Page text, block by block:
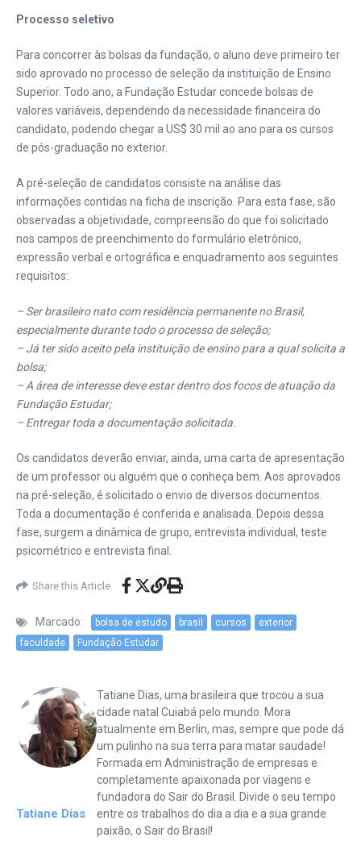
Processo seletivo
Para concorrer às bolsas da fundação, o aluno deve primeiro ter
sido aprovado no processo de seleção da instituição de Ensino
Superior. Todo ano, a Fundação Estudar concede bolsas de
valores variáveis, dependendo da necessidade financeira do
candidato, podendo chegar a US$ 30 mil ao ano para os cursos
de pós-graduação no exterior.
A pré-seleção de candidatos consiste na análise das
informações contidas na ficha de inscrição. Para esta fase, são
observadas a objetividade, compreensão do que foi solicitado
nos campos de preenchimento do formulário eletrônico,
expressão verbal e ortográfica e enquadramento aos seguintes
requisitos:
– Ser brasileiro nato com residência permanente no Brasil,
especialmente durante todo o processo de seleção;
– Já ter sido aceito pela instituição de ensino para a qual solicita a
bolsa;
– A área de interesse deve estar dentro dos focos de atuação da
Fundação Estudar;
– Entregar toda a documentação solicitada.
Os candidatos deverão enviar, ainda, uma carta de apresentação
de um professor ou alguém que o conheça bem. Aos aprovados
na pré-seleção, é solicitado o envio de diversos documentos.
Toda a documentação é conferida e analisada. Depois dessa
fase, surgem a dinâmica de grupo, entrevista individual, teste
psicométrico e entrevista final.
Share this Article
Marcado: bolsa de estudo brasil cursos
exterior
faculdade
Fundação Estudar
Tatiane Dias
Tatiane Dias, uma brasileira que trocou a sua
cidade natal Cuiabá pelo mundo. Mora
atualmente em Berlin, mas, sempre que pode dá
um pulinho na sua terra para matar saudade!
Formada em Administração de empresas e
completamente apaixonada por viagens e
fundadora do Sair do Brasil. Divide o seu tempo
entre os trabalhos do dia a dia e a sua grande
paixão, o Sair do Brasil!